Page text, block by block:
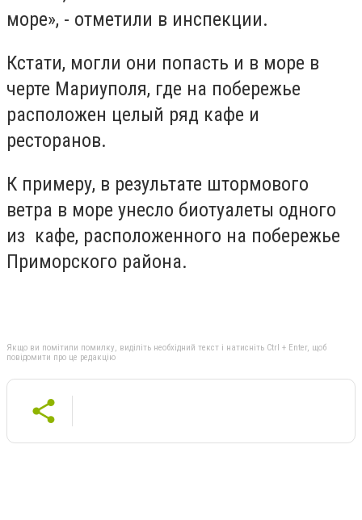
море», - отметили в инспекции.
Кстати, могли они попасть и в море в
черте Мариуполя, где на побережье
расположен целый ряд кафе и
ресторанов.
К примеру, в результате штормового
ветра в море унесло биотуалеты одного
из кафе, расположенного на побережье
Приморского района.
Якщо ви помітили помилку, виділіть необхідний текст і натисніть Ctrl + Enter, щоб
повідомити про це редакцію